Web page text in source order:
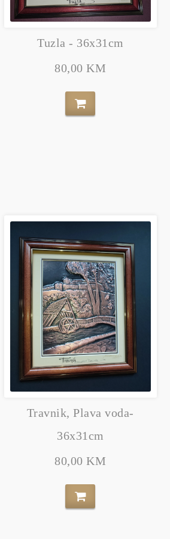
Tuzla - 36x31cm
80,00 KM
Travnik, Plava voda-
36x31cm
80,00 KM